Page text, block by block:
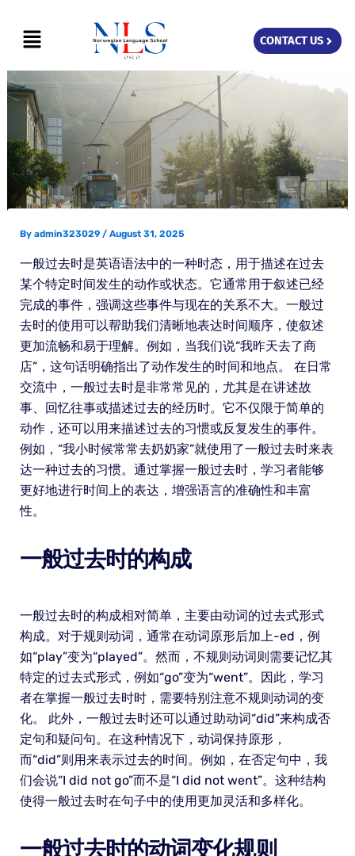
content
Menu CONTACT US
By admin323029 / August 31, 2025
一般过去时是英语语法中的一种时态，用于描述在过去
某个特定时间发生的动作或状态。它通常用于叙述已经
完成的事件，强调这些事件与现在的关系不大。一般过
去时的使用可以帮助我们清晰地表达时间顺序，使叙述
更加流畅和易于理解。例如，当我们说“我昨天去了商
店”，这句话明确指出了动作发生的时间和地点。 在日常
交流中，一般过去时是非常常见的，尤其是在讲述故
事、回忆往事或描述过去的经历时。它不仅限于简单的
动作，还可以用来描述过去的习惯或反复发生的事件。
例如，“我小时候常常去奶奶家”就使用了一般过去时来表
达一种过去的习惯。通过掌握一般过去时，学习者能够
更好地进行时间上的表达，增强语言的准确性和丰富
性。
一般过去时的构成
一般过去时的构成相对简单，主要由动词的过去式形式
构成。对于规则动词，通常在动词原形后加上-ed，例
如“play”变为“played”。然而，不规则动词则需要记忆其
特定的过去式形式，例如“go”变为“went”。因此，学习
者在掌握一般过去时时，需要特别注意不规则动词的变
化。 此外，一般过去时还可以通过助动词“did”来构成否
定句和疑问句。在这种情况下，动词保持原形，
而“did”则用来表示过去的时间。例如，在否定句中，我
们会说“I did not go”而不是“I did not went”。这种结构
使得一般过去时在句子中的使用更加灵活和多样化。
一般过去时的动词变化规则